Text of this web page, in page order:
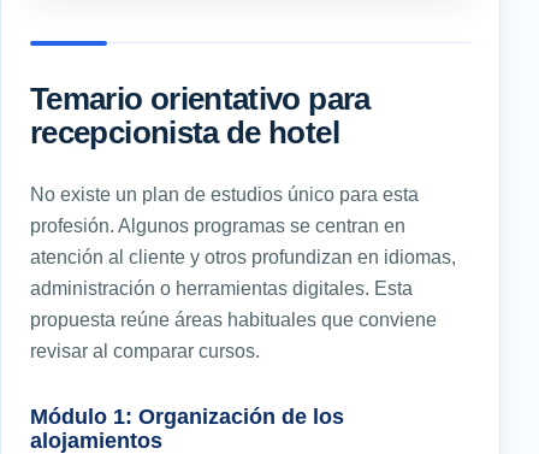
Temario orientativo para
recepcionista de hotel
No existe un plan de estudios único para esta
profesión. Algunos programas se centran en
atención al cliente y otros profundizan en idiomas,
administración o herramientas digitales. Esta
propuesta reúne áreas habituales que conviene
revisar al comparar cursos.
Módulo 1: Organización de los
alojamientos